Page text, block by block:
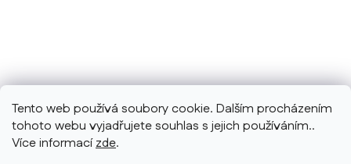
Tento web používá soubory cookie. Dalším procházením
tohoto webu vyjadřujete souhlas s jejich používáním..
Více informacízde.